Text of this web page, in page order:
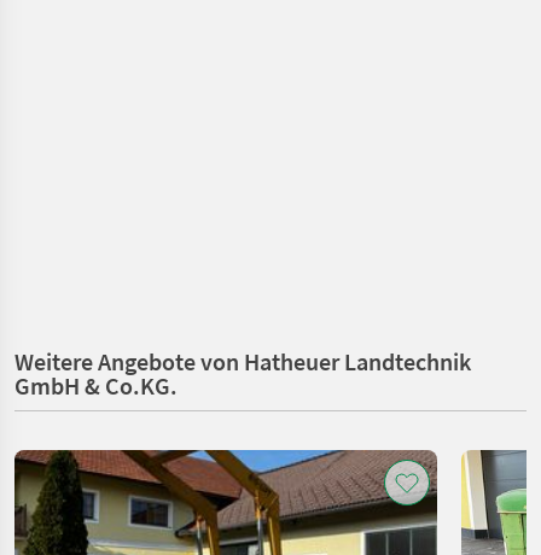
Weitere Angebote von Hatheuer Landtechnik
GmbH & Co.KG.